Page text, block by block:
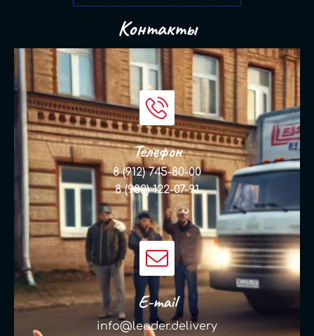
Контакты
Телефон
8 (912) 745-80-00
8 (982) 122-07-91
E-mail
info@leader.delivery